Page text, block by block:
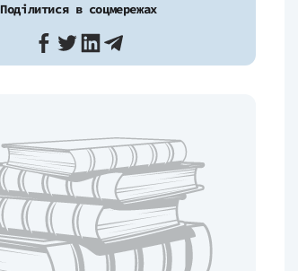
Поділитися в соцмережах